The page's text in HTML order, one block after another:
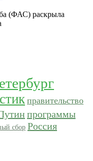
(ФАС) раскрыла
правительство
программы
сбор Россия